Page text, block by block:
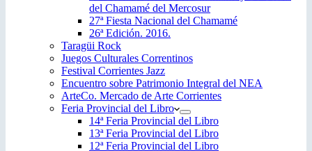
del Chamamé del Mercosur
27ª Fiesta Nacional del Chamamé
26ª Edición. 2016.
Taragüi Rock
Juegos Culturales Correntinos
Festival Corrientes Jazz
Encuentro sobre Patrimonio Integral del NEA
ArteCo. Mercado de Arte Corrientes
Feria Provincial del Libro
14ª Feria Provincial del Libro
13ª Feria Provincial del Libro
12ª Feria Provincial del Libro